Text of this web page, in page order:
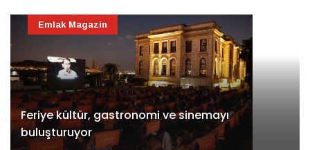
Feriye kültür, gastronomi ve sinemayı
buluşturuyor
Emlak Magazin